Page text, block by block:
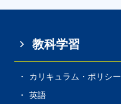
教科学習
カリキュラム・ポリシー
英語